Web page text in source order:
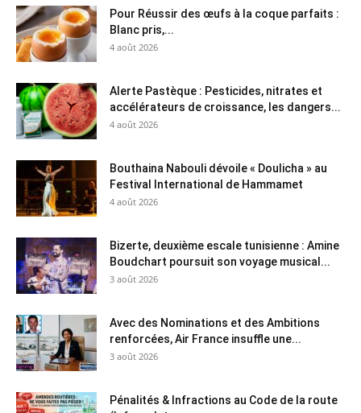
Pour Réussir des œufs à la coque parfaits :
Blanc pris,...
4 août 2026
Alerte Pastèque : Pesticides, nitrates et
accélérateurs de croissance, les dangers...
4 août 2026
Bouthaina Nabouli dévoile « Doulicha » au
Festival International de Hammamet
4 août 2026
Bizerte, deuxième escale tunisienne : Amine
Boudchart poursuit son voyage musical...
3 août 2026
Avec des Nominations et des Ambitions
renforcées, Air France insuffle une...
3 août 2026
Pénalités & Infractions au Code de la route